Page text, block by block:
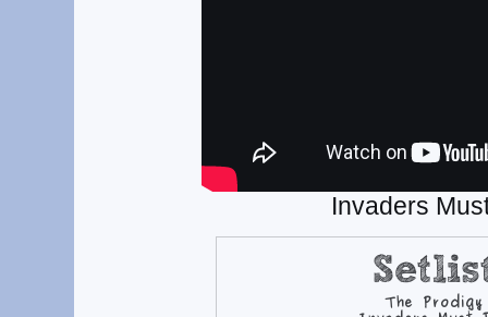
Invaders